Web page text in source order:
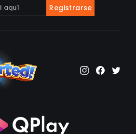
Registrarse
Instagram